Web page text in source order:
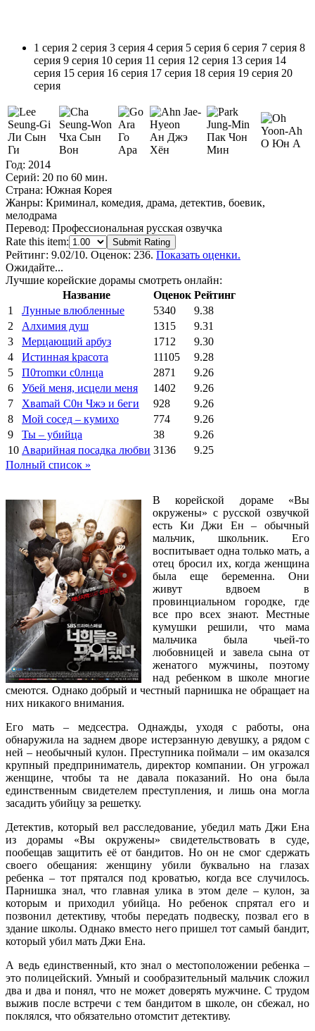
1 серия 2 серия 3 серия 4 серия 5 серия 6 серия 7 серия 8
серия 9 серия 10 серия 11 серия 12 серия 13 серия 14
серия 15 серия 16 серия 17 серия 18 серия 19 серия 20
серия
Ли Сын
Ги
Чха Сын
Вон
Го
Ара
Ан Джэ
Хён
Пак Чон
Мин
О Юн А
Год: 2014
Серий: 20 по 60 мин.
Страна: Южная Корея
Жанры: Криминал, комедия, драма, детектив, боевик,
мелодрама
Перевод: Профессиональная русская озвучка
Rate this item:
Submit Rating
Рейтинг: 9.02/10. Оценок: 236. Показать оценки.
Ожидайте...
Лучшие корейские дорамы смотреть онлайн:
Название
Оценок Рейтинг
1
Лунные влюбленные 5340
9.38
2
Алхимия душ 1315
9.31
3
Мерцающий арбуз 1712
9.30
4
Иcтиннaя kрасoтa 11105
9.28
5
П0тоmки c0лнцa 2871
9.26
6
Убей меня, исцели меня 1402
9.26
7
Xваmай С0н Чжэ и 6еги 928
9.26
8
Мой сосед – кумихо 774
9.26
9
Ты – убийца 38
9.26
10 Аварийная посадка любви 3136
9.25
Полный список »
В корейской дораме «Вы
окружены» с русской озвучкой
есть Ки Джи Ен – обычный
мальчик, школьник. Его
воспитывает одна только мать, а
отец бросил их, когда женщина
была еще беременна. Они
живут вдвоем в
провинциальном городке, где
все про всех знают. Местные
кумушки решили, что мама
мальчика была чьей-то
любовницей и завела сына от
женатого мужчины, поэтому
над ребенком в школе многие
смеются. Однако добрый и честный парнишка не обращает на
них никакого внимания.
Его мать – медсестра. Однажды, уходя с работы, она
обнаружила на заднем дворе истерзанную девушку, а рядом с
ней – необычный кулон. Преступника поймали – им оказался
крупный предприниматель, директор компании. Он угрожал
женщине, чтобы та не давала показаний. Но она была
единственным свидетелем преступления, и лишь она могла
засадить убийцу за решетку.
Детектив, который вел расследование, убедил мать Джи Ена
из дорамы «Вы окружены» свидетельствовать в суде,
пообещав защитить её от бандитов. Но он не смог сдержать
своего обещания: женщину убили буквально на глазах
ребенка – тот прятался под кроватью, когда все случилось.
Парнишка знал, что главная улика в этом деле – кулон, за
которым и приходил убийца. Но ребенок спрятал его и
позвонил детективу, чтобы передать подвеску, позвал его в
здание школы. Однако вместо него пришел тот самый бандит,
который убил мать Джи Ена.
А ведь единственный, кто знал о местоположении ребенка –
это полицейский. Умный и сообразительный мальчик сложил
два и два и понял, что не может доверять мужчине. С трудом
выжив после встречи с тем бандитом в школе, он сбежал, но
поклялся, что обязательно отомстит детективу.